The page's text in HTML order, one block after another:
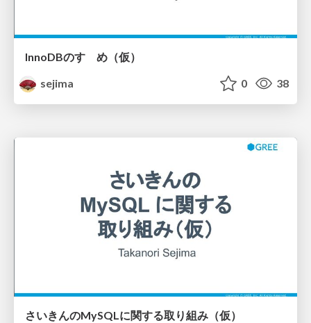
InnoDBのすゝめ（仮）
sejima
0 38
さいきんのMySQLに関する取り組み（仮）